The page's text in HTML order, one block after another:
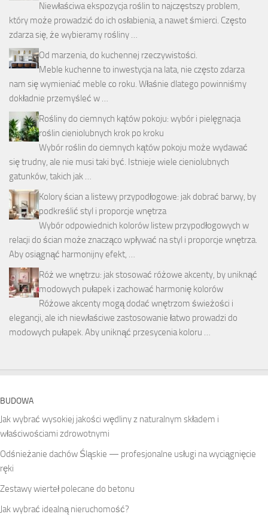
Niewłaściwa ekspozycja roślin to najczęstszy problem,
który może prowadzić do ich osłabienia, a nawet śmierci. Często
zdarza się, że wybieramy rośliny …
Od marzenia, do kuchennej rzeczywistości.
Meble kuchenne to inwestycja na lata, nie często zdarza
nam się wymieniać meble co roku. Właśnie dlatego powinniśmy
dokładnie przemyśleć w …
Rośliny do ciemnych kątów pokoju: wybór i pielęgnacja
roślin cieniolubnych krok po kroku
Wybór roślin do ciemnych kątów pokoju może wydawać
się trudny, ale nie musi taki być. Istnieje wiele cieniolubnych
gatunków, takich jak …
Kolory ścian a listewy przypodłogowe: jak dobrać barwy, by
podkreślić styl i proporcje wnętrza
Wybór odpowiednich kolorów listew przypodłogowych w
relacji do ścian może znacząco wpływać na styl i proporcje wnętrza.
Aby osiągnąć harmonijny efekt, …
Róż we wnętrzu: jak stosować różowe akcenty, by uniknąć
modowych pułapek i zachować harmonię kolorów
Różowe akcenty mogą dodać wnętrzom świeżości i
elegancji, ale ich niewłaściwe zastosowanie łatwo prowadzi do
modowych pułapek. Aby uniknąć przesycenia koloru …
BUDOWA
Jak wybrać wysokiej jakości wędliny z naturalnym składem i
właściwościami zdrowotnymi
Odśnieżanie dachów Śląskie — profesjonalne usługi na wyciągnięcie
ręki
Zestawy wierteł polecane do betonu
Jak wybrać idealną nieruchomość?